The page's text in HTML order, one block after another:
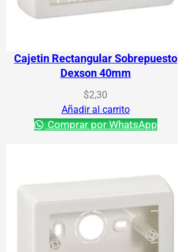
Cajetin Rectangular Sobrepuesto
Dexson 40mm
$2,30
Añadir al carrito
Comprar por WhatsApp